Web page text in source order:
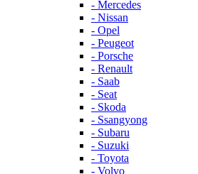
- Mercedes
- Nissan
- Opel
- Peugeot
- Porsche
- Renault
- Saab
- Seat
- Skoda
- Ssangyong
- Subaru
- Suzuki
- Toyota
- Volvo